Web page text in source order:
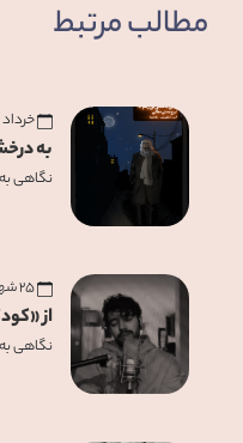
مطالب مرتبط
خرداد 1404
به
نگاهی
25 شهریور 1403
از
نگاهی به